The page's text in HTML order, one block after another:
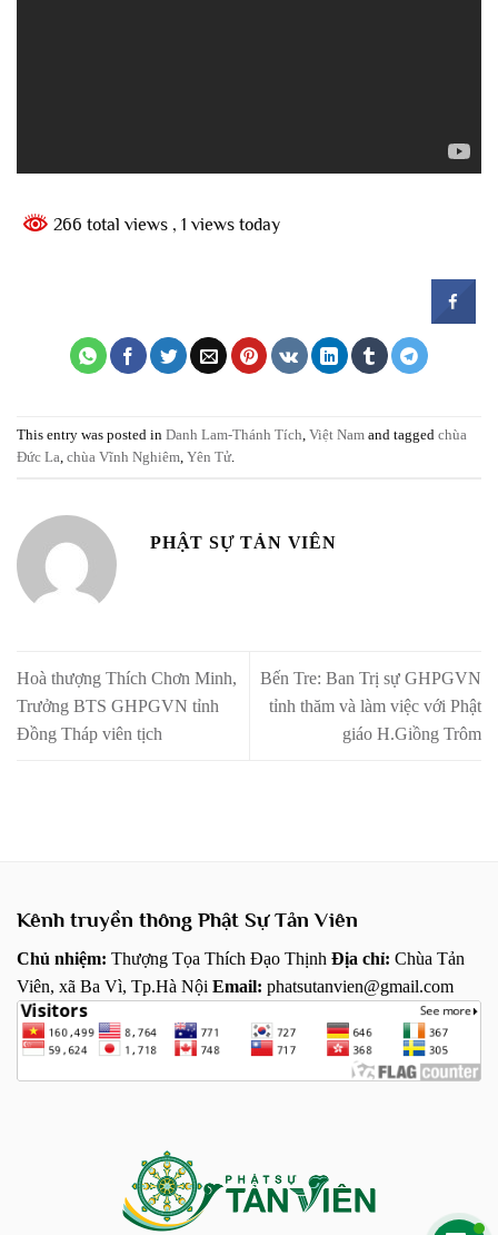
266 total views , 1 views today
This entry was posted in Danh Lam-Thánh Tích, Việt Nam and tagged chùa
Đức La, chùa Vĩnh Nghiêm, Yên Tử.
PHẬT SỰ TẢN VIÊN
Hoà thượng Thích Chơn Minh,
Trưởng BTS GHPGVN tỉnh
Đồng Tháp viên tịch
Bến Tre: Ban Trị sự GHPGVN
tỉnh thăm và làm việc với Phật
giáo H.Giồng Trôm
Kênh truyền thông Phật Sự Tản Viên
Chủ nhiệm: Thượng Tọa Thích Đạo Thịnh Địa chỉ: Chùa Tản
Viên, xã Ba Vì, Tp.Hà Nội Email: phatsutanvien@gmail.com